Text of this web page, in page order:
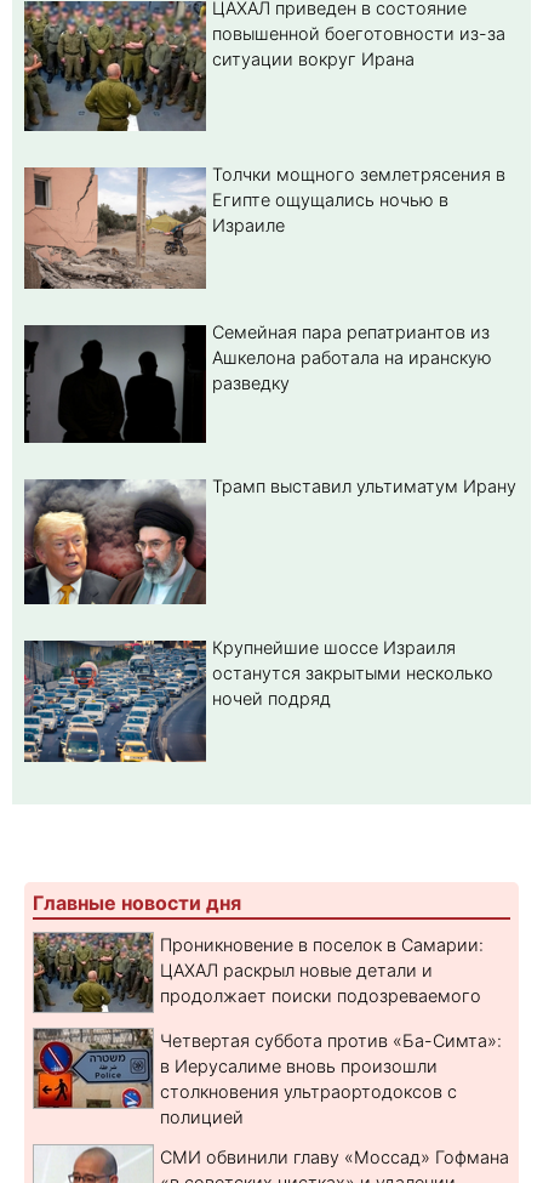
ЦАХАЛ приведен в состояние
повышенной боеготовности из-за
ситуации вокруг Ирана
Толчки мощного землетрясения в
Египте ощущались ночью в
Израиле
Семейная пара репатриантов из
Ашкелона работала на иранскую
разведку
Трамп выставил ультиматум Ирану
Крупнейшие шоссе Израиля
останутся закрытыми несколько
ночей подряд
Главные новости дня
Проникновение в поселок в Самарии:
ЦАХАЛ раскрыл новые детали и
продолжает поиски подозреваемого
Четвертая суббота против «Ба-Симта»:
в Иерусалиме вновь произошли
столкновения ультраортодоксов с
полицией
СМИ обвинили главу «Моссад» Гофмана